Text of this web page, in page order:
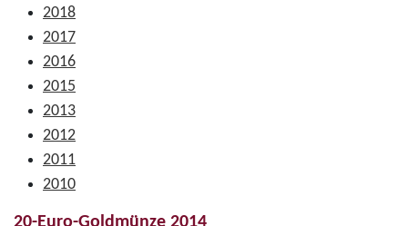
2018
2017
2016
2015
2013
2012
2011
2010